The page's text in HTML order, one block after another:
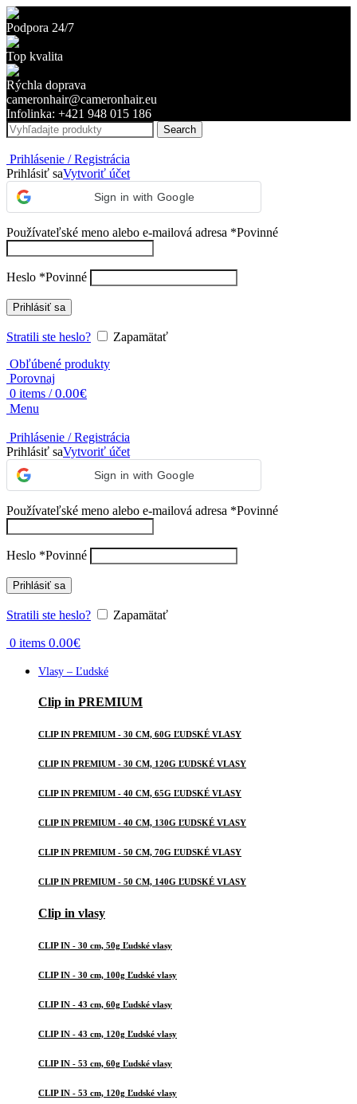
Podpora 24/7
Top kvalita
Rýchla doprava
cameronhair@cameronhair.eu
Infolinka: +421 948 015 186
Search
Prihlásenie / Registrácia
Prihlásiť saVytvoriť účet
Sign in with Google
Používateľské meno alebo e-mailová adresa *Povinné
Heslo *Povinné
Prihlásiť sa
Stratili ste heslo?
Zapamätať
Obľúbené produkty
Porovnaj
0 items / 0.00€
Menu
Prihlásenie / Registrácia
Prihlásiť saVytvoriť účet
Sign in with Google
Používateľské meno alebo e-mailová adresa *Povinné
Heslo *Povinné
Prihlásiť sa
Stratili ste heslo? Zapamätať
0 items 0.00€
Vlasy – Ľudské
Clip in PREMIUM
CLIP IN PREMIUM - 30 CM, 60G ĽUDSKÉ VLASY
CLIP IN PREMIUM - 30 CM, 120G ĽUDSKÉ VLASY
CLIP IN PREMIUM - 40 CM, 65G ĽUDSKÉ VLASY
CLIP IN PREMIUM - 40 CM, 130G ĽUDSKÉ VLASY
CLIP IN PREMIUM - 50 CM, 70G ĽUDSKÉ VLASY
CLIP IN PREMIUM - 50 CM, 140G ĽUDSKÉ VLASY
Clip in vlasy
CLIP IN - 30 cm, 50g Ľudské vlasy
CLIP IN - 30 cm, 100g Ľudské vlasy
CLIP IN - 43 cm, 60g Ľudské vlasy
CLIP IN - 43 cm, 120g Ľudské vlasy
CLIP IN - 53 cm, 60g Ľudské vlasy
CLIP IN - 53 cm, 120g Ľudské vlasy